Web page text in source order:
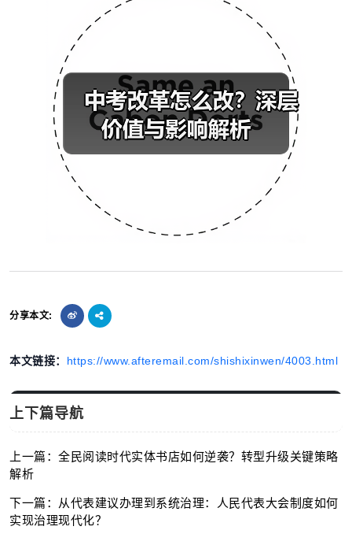
分享本文:
本文链接： https://www.afteremail.com/shishixinwen/4003.html
上下篇导航
上一篇：全民阅读时代实体书店如何逆袭？转型升级关键策略
解析
下一篇：从代表建议办理到系统治理：人民代表大会制度如何
实现治理现代化？